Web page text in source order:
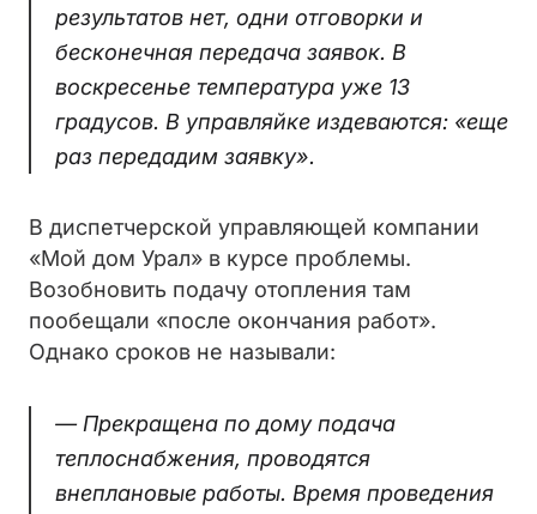
результатов нет, одни отговорки и
бесконечная передача заявок. В
воскресенье температура уже 13
градусов. В управляйке издеваются: «еще
раз передадим заявку».
В диспетчерской управляющей компании
«Мой дом Урал» в курсе проблемы.
Возобновить подачу отопления там
пообещали «после окончания работ».
Однако сроков не называли:
— Прекращена по дому подача
теплоснабжения, проводятся
внеплановые работы. Время проведения